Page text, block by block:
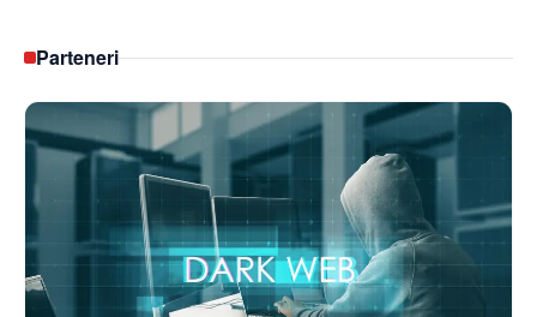
Parteneri